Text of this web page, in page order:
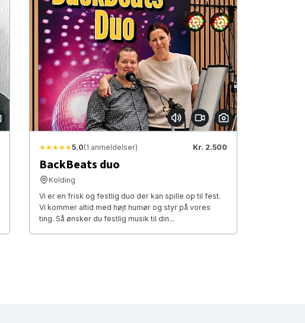
★★★★★5.0(1 anmeldelser) Kr. 2.500
BackBeats duo
Kolding
Vi er en frisk og festlig duo der kan spille op til fest.
Vi kommer altid med højt humør og styr på vores
ting. Så ønsker du festlig musik til din...